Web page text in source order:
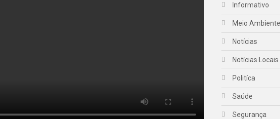
Informativo
Meio Ambiente
Notícias
Notícias Locais
Politíca
Saúde
Segurança